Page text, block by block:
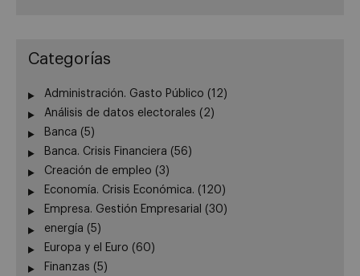
Categorías
Administración. Gasto Público (12)
Análisis de datos electorales (2)
Banca (5)
Banca. Crisis Financiera (56)
Creación de empleo (3)
Economía. Crisis Económica. (120)
Empresa. Gestión Empresarial
(30)
energía (5)
Europa y el Euro (60)
Finanzas (5)